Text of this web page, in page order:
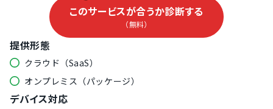
このサービスが合うか診断する
（無料）
提供形態
クラウド（SaaS）
オンプレミス（パッケージ）
デバイス対応